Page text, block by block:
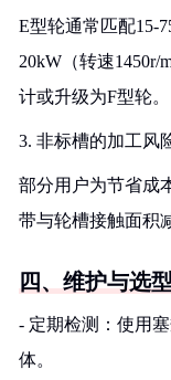
E型轮通常匹配15-
20kW（转速
计或升级为F型轮。
3. 非标槽的加工风
部分用户为节省成
带与轮槽接触面积
四、维护与选
- 定期检测：使用
体。